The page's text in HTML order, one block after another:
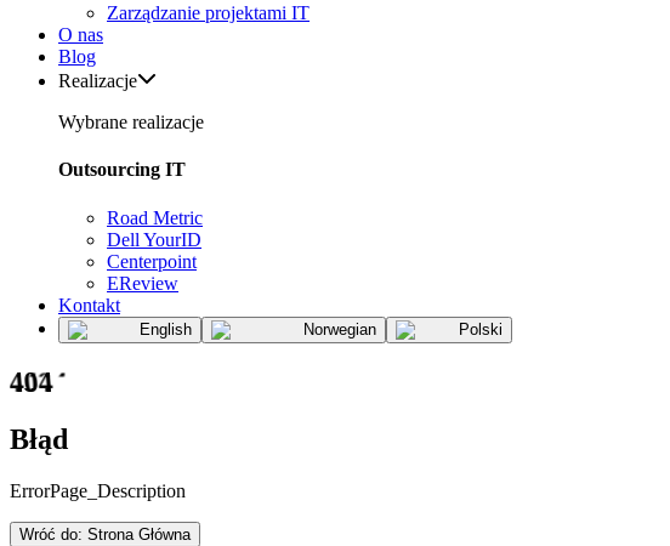
Zarządzanie projektami IT
O nas
Blog
Realizacje
Wybrane realizacje
Outsourcing IT
Road Metric
Dell YourID
Centerpoint
EReview
Kontakt
English Norwegian Polski
404
Błąd
ErrorPage_Description
Wróć do: Strona Główna